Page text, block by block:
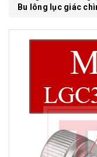
Bu lông lục giác